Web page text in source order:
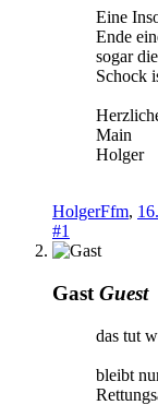
Eine
Ende
sogar
Schock
Main
Holger
HolgerFfm,
#1
Gast Guest
das tut
bleibt